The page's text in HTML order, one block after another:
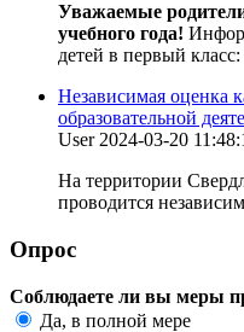
Уважаемые
учебного года!
детей в первый
Независимая оценка
образовательной
User 2024-03-20
На территории
проводится
Опрос
Соблюдаете ли вы меры
Да, в полной мере